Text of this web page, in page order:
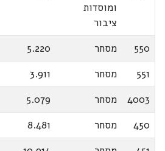
ומוסדות
ציבור
550 מסחר
5.220
551
מסחר
3.911
4003
מסחר
5.079
450
מסחר
8.481